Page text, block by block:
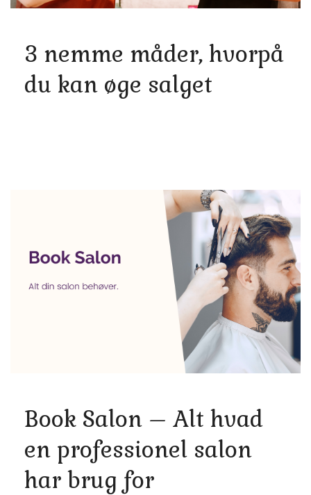
3 nemme måder, hvorpå
du kan øge salget
Book Salon – Alt hvad
en professionel salon
har brug for